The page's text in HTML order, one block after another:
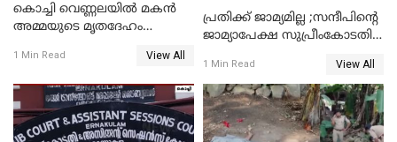
കൊച്ചി വെണ്ണലയില്‍ മകന്‍
അമ്മയുടെ മൃതദേഹം
1 Min Read View All
പ്രതിക്ക് ജാമ്യമില്ല ;സന്ദീപിന്റെ
ജാമ്യാപേക്ഷ സുപ്രീംകോടതി
1 Min Read View All